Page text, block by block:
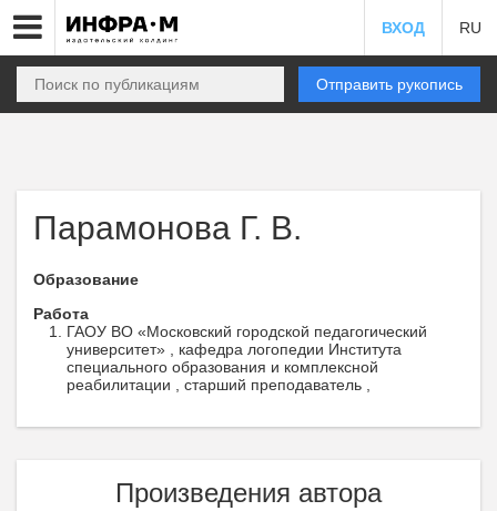
ВХОД RU
Отправить рукопись
Парамонова Г. В.
Образование
Работа
ГАОУ ВО «Московский городской педагогический
университет» , кафедра логопедии Института
специального образования и комплексной
реабилитации , старший преподаватель ,
Произведения автора